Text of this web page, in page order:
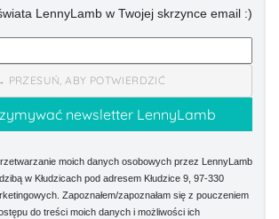
LennyLamb w Twojej skrzynce email :)
PRZESUŃ, ABY POTWIERDZIĆ
moich danych osobowych przez LennyLamb
w Kłudzicach pod adresem Kłudzice 9, 97-330
Zapoznałem/zapoznałam się z pouczeniem
do treści moich danych i możliwości ich